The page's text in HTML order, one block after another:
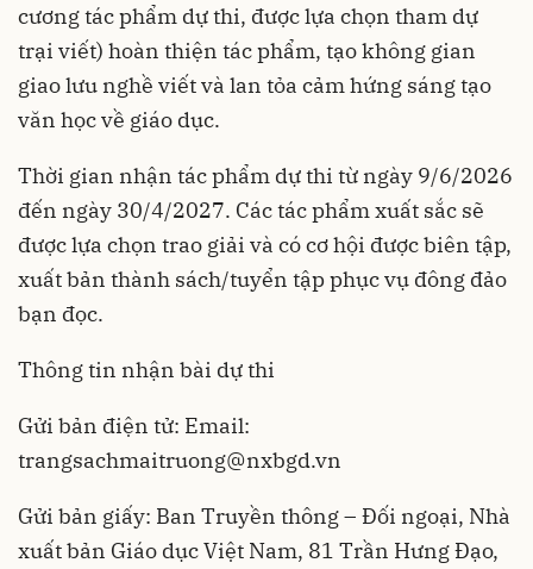
cương tác phẩm dự thi, được lựa chọn tham dự
trại viết) hoàn thiện tác phẩm, tạo không gian
giao lưu nghề viết và lan tỏa cảm hứng sáng tạo
văn học về giáo dục.
Thời gian nhận tác phẩm dự thi từ ngày 9/6/2026
đến ngày 30/4/2027. Các tác phẩm xuất sắc sẽ
được lựa chọn trao giải và có cơ hội được biên tập,
xuất bản thành sách/tuyển tập phục vụ đông đảo
bạn đọc.
Thông tin nhận bài dự thi
Gửi bản điện tử: Email:
trangsachmaitruong@nxbgd.vn
Gửi bản giấy: Ban Truyền thông – Đối ngoại, Nhà
xuất bản Giáo dục Việt Nam, 81 Trần Hưng Đạo,